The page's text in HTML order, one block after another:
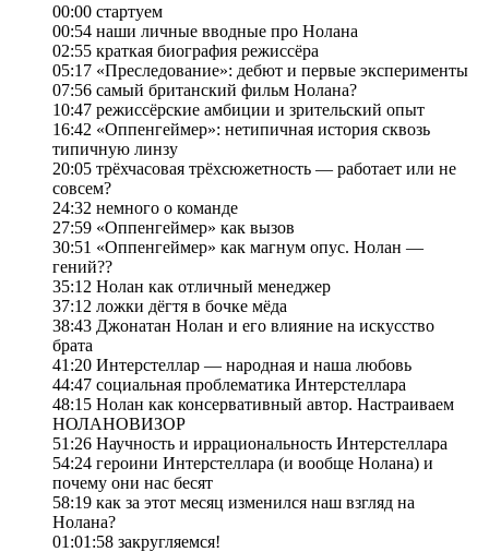
00:00 стартуем
00:54 наши личные вводные про Нолана
02:55 краткая биография режиссёра
05:17 «Преследование»: дебют и первые эксперименты
07:56 самый британский фильм Нолана?
10:47 режиссёрские амбиции и зрительский опыт
16:42 «Оппенгеймер»: нетипичная история сквозь
типичную линзу
20:05 трёхчасовая трёхсюжетность — работает или не
совсем?
24:32 немного о команде
27:59 «Оппенгеймер» как вызов
30:51 «Оппенгеймер» как магнум опус. Нолан —
гений??
35:12 Нолан как отличный менеджер
37:12 ложки дёгтя в бочке мёда
38:43 Джонатан Нолан и его влияние на искусство
брата
41:20 Интерстеллар — народная и наша любовь
44:47 социальная проблематика Интерстеллара
48:15 Нолан как консервативный автор. Настраиваем
НОЛАНОВИЗОР
51:26 Научность и иррациональность Интерстеллара
54:24 героини Интерстеллара (и вообще Нолана) и
почему они нас бесят
58:19 как за этот месяц изменился наш взгляд на
Нолана?
01:01:58 закругляемся!